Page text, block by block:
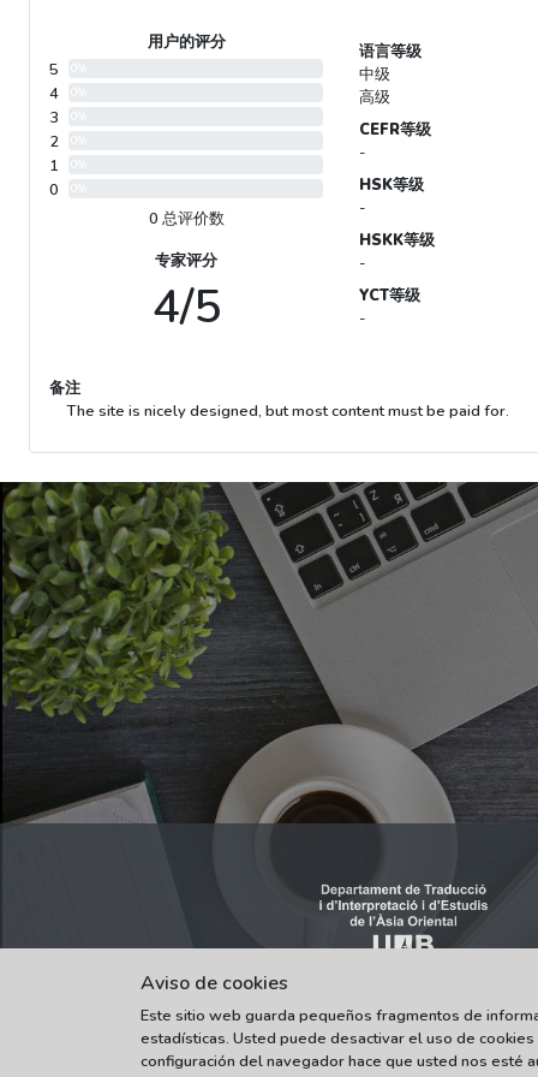
用户的评分
5
4
3
2
1
0
0 总评价数
专家评分
4/5
语言等级
中级
高级
CEFR等级
-
HSK等级
-
HSKK等级
-
YCT等级
-
备注
The site is nicely designed, but most content must be paid for.
Aviso de cookies
Este sitio web guarda pequeños fragmentos de
estadísticas. Usted puede desactivar el uso de
configuración del navegador hace que usted nos esté